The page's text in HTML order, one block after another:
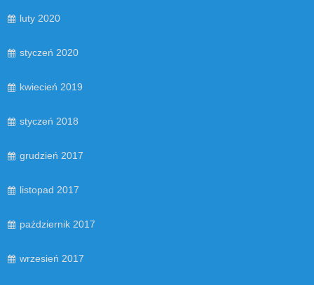
luty 2020
styczeń 2020
kwiecień 2019
styczeń 2018
grudzień 2017
listopad 2017
październik 2017
wrzesień 2017